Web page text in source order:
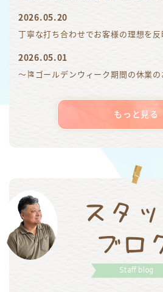
2026.05.20
2026.05.01
～🎏ゴールデンウィーク期間の休業
もっと見る
スタ
ブロ
Staff blog